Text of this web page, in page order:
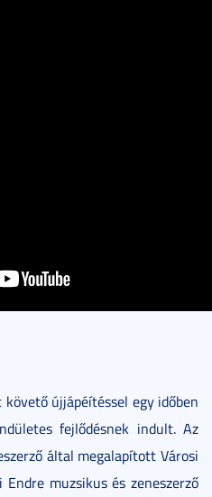
újjápéítéssel egy időben
fejlődésnek indult. Az
által megalapított Városi
muzsikus és zeneszerző